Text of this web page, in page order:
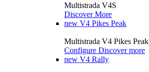
Multistrada V4S
Discover More
new V4 Pikes Peak
Multistrada V4 Pikes Peak
Configure Discover more
new V4 Rally